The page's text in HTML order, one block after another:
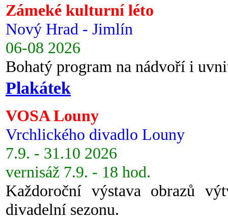
Zámeké kulturní léto
Nový Hrad - Jimlín
06-08 2026
Bohatý program na nádvoří i
Plakátek
VOSA Louny
Vrchlického divadlo Louny
7.9. - 31.10 2026
vernisáž 7.9. - 18 hod.
Každoroční výstava obrazů
divadelní sezonu.